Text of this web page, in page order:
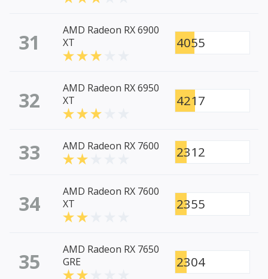
31
AMD Radeon RX 6900
XT
4055
32
AMD Radeon RX 6950
XT
4217
33 AMD Radeon RX 7600 2312
34
AMD Radeon RX 7600
XT
2355
35
AMD Radeon RX 7650
GRE
2304